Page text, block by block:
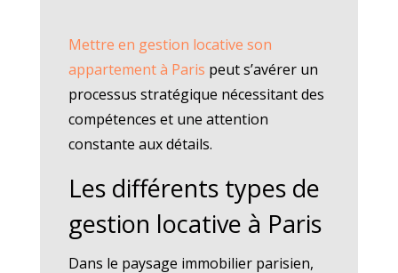
Mettre en gestion locative son
appartement à Paris peut s’avérer un
processus stratégique nécessitant des
compétences et une attention
constante aux détails.
Les différents types de
gestion locative à Paris
Dans le paysage immobilier parisien,